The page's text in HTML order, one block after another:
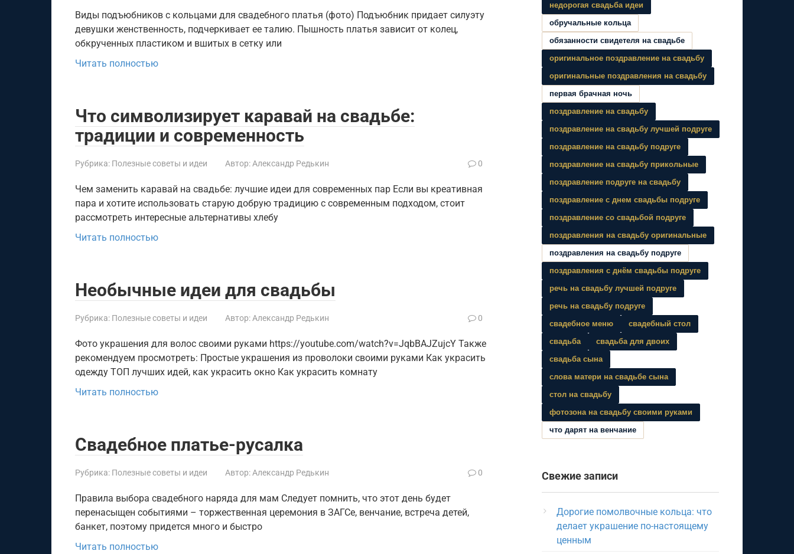
Виды подъюбников с кольцами для свадебного платья (фото) Подъюбник придает силуэту
девушки женственность, подчеркивает ее талию. Пышность платья зависит от колец,
обкрученных пластиком и вшитых в сетку или
Читать полностью
Что символизирует каравай на свадьбе:
традиции и современность
Рубрика: Полезные советы и идеи Автор: Александр Редькин 0
Чем заменить каравай на свадьбе: лучшие идеи для современных пар Если вы креативная
пара и хотите использовать старую добрую традицию с современным подходом, стоит
рассмотреть интересные альтернативы хлебу
Читать полностью
Необычные идеи для свадьбы
Рубрика: Полезные советы и идеи Автор: Александр Редькин 0
Фото украшения для волос своими руками https://youtube.com/watch?v=JqbBAJZujcY Также
рекомендуем просмотреть: Простые украшения из проволоки своими руками Как украсить
одежду ТОП лучших идей, как украсить окно Как украсить комнату
Читать полностью
Свадебное платье-русалка
Рубрика: Полезные советы и идеи Автор: Александр Редькин 0
Правила выбора свадебного наряда для мам Следует помнить, что этот день будет
перенасыщен событиями – торжественная церемония в ЗАГСе, венчание, встреча детей,
банкет, поэтому придется много и быстро
Читать полностью
недорогая свадьба идеи
обручальные кольца
обязанности свидетеля на свадьбе
оригинальное поздравление на свадьбу
оригинальные поздравления на свадьбу
первая брачная ночь
поздравление на свадьбу
поздравление на свадьбу лучшей подруге
поздравление на свадьбу подруге
поздравление на свадьбу прикольные
поздравление подруге на свадьбу
поздравление с днем свадьбы подруге
поздравление со свадьбой подруге
поздравления на свадьбу оригинальные
поздравления на свадьбу подруге
поздравления с днём свадьбы подруге
речь на свадьбу лучшей подруге
речь на свадьбу подруге
свадебное меню
свадебный стол
свадьба
свадьба для двоих
свадьба сына
слова матери на свадьбе сына
стол на свадьбу
фотозона на свадьбу своими руками
что дарят на венчание
Свежие записи
Дорогие помолвочные кольца: что
делает украшение по-настоящему
ценным